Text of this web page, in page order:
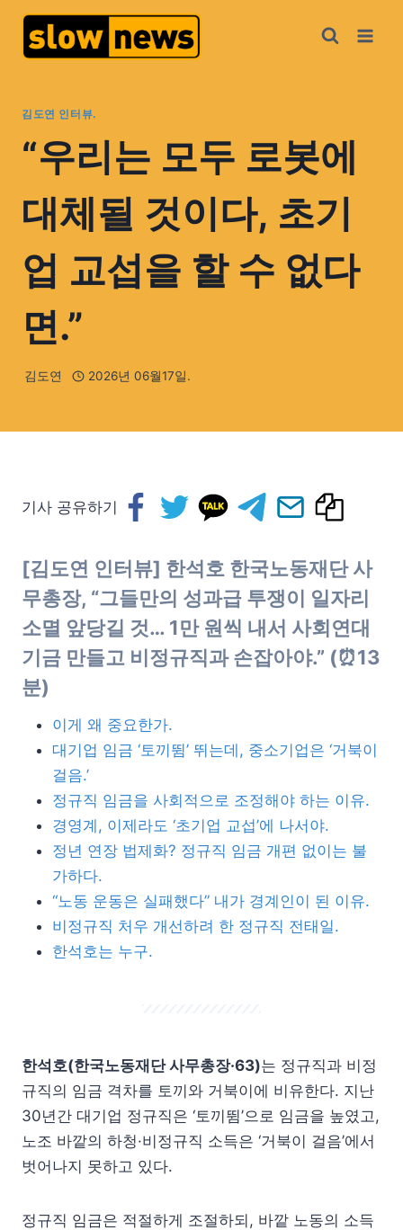
김도연 인터뷰.
“우리는 모두 로봇에
대체될 것이다, 초기
업 교섭을 할 수 없다
면.”
김도연 2026년 06월17일.
기사 공유하기
[김도연 인터뷰] 한석호 한국노동재단 사
무총장, “그들만의 성과급 투쟁이 일자리
소멸 앞당길 것… 1만 원씩 내서 사회연대
기금 만들고 비정규직과 손잡아야.” (⏰13
분)
이게 왜 중요한가.
대기업 임금 ‘토끼뜀’ 뛰는데, 중소기업은 ‘거북이
걸음.’
정규직 임금을 사회적으로 조정해야 하는 이유.
경영계, 이제라도 ‘초기업 교섭’에 나서야.
정년 연장 법제화? 정규직 임금 개편 없이는 불
가하다.
“노동 운동은 실패했다” 내가 경계인이 된 이유.
비정규직 처우 개선하려 한 정규직 전태일.
한석호는 누구.
한석호(한국노동재단 사무총장·63)는 정규직과 비정
규직의 임금 격차를 토끼와 거북이에 비유한다. 지난
30년간 대기업 정규직은 ‘토끼뜀’으로 임금을 높였고,
노조 바깥의 하청·비정규직 소득은 ‘거북이 걸음’에서
벗어나지 못하고 있다.
정규직 임금은 적절하게 조절하되, 바깥 노동의 소득